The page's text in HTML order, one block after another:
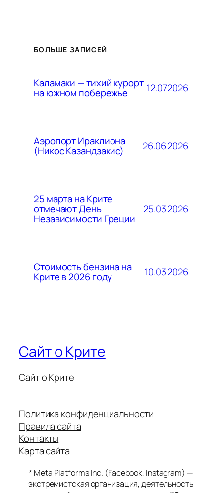
БОЛЬШЕ ЗАПИСЕЙ
Каламаки — тихий курорт
на южном побережье 12.07.2026
Аэропорт Ираклиона
(Никос Казандзакис) 26.06.2026
25 марта на Крите
отмечают День
Независимости Греции
25.03.2026
Стоимость бензина на
Крите в 2026 году 10.03.2026
Сайт о Крите
Сайт о Крите
Политика конфиденциальности
Правила сайта
Контакты
Карта сайта
* Meta Platforms Inc. (Facebook, Instagram) —
экстремистская организация, деятельность